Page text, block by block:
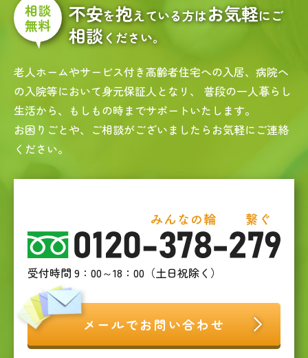
相談
無料
不安を抱えている方はお気軽にご
相談ください。
老人ホームやサービス付き高齢者住宅への入居、病院へ
の入院等において身元保証人となリ、
普段の一人暮らし
生活から、もしもの時までサポートいたします。
お困りごとや、ご相談がございましたらお気軽にご連絡
ください。
受付時間 9：00～18：00（土日祝除く）
メールでお問い合わせ